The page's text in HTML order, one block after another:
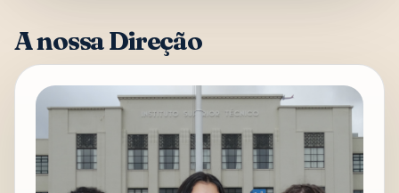
A nossa Direção